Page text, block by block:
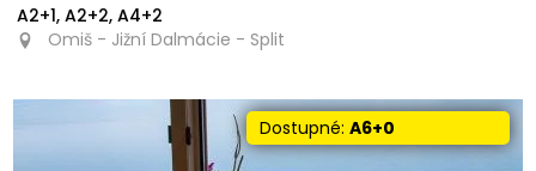
A2+1, A2+2, A4+2
Omiš - Jižní Dalmácie - Split
Dostupné:A6+0